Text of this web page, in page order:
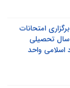
امتحانات
تحصیلی
اسلامی واحد